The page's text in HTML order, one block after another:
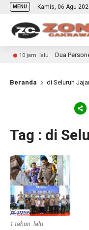
MENU Kamis, 06 Agu
10 jam lalu Dua Personel
Beranda di Seluruh
Tag : di
1 tahun lalu